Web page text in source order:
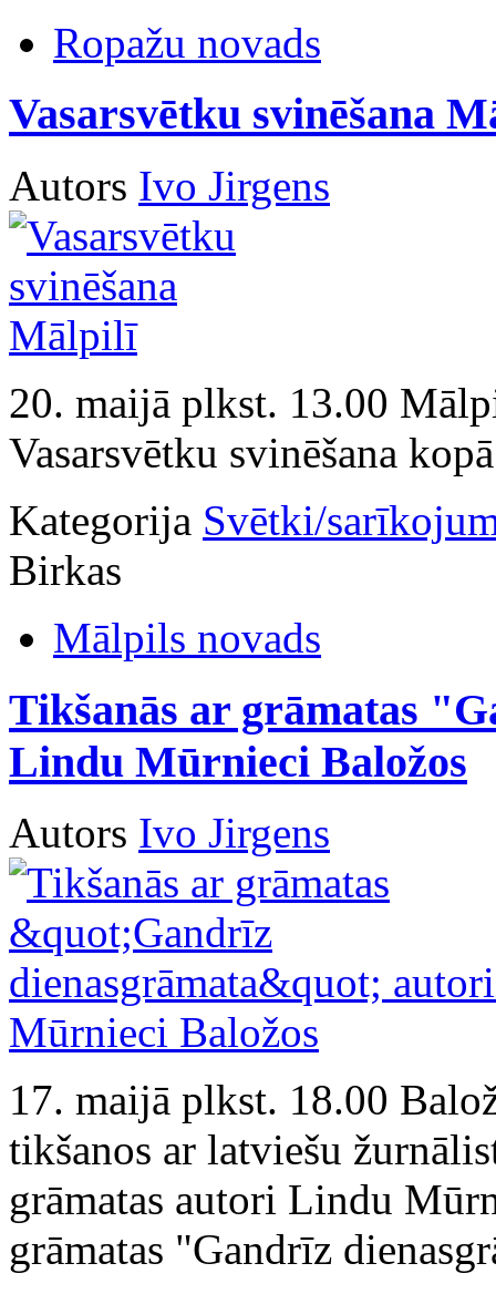
Ropažu novads
Vasarsvētku svinēšana
Autors Ivo Jirgens
20. maijā plkst. 13.00
Vasarsvētku svinēšana
Kategorija Svētki/
Birkas
Mālpils novads
Tikšanās ar grāmatas
Lindu Mūrnieci Baložos
Autors Ivo Jirgens
17. maijā plkst. 18.00
tikšanos ar latviešu
grāmatas autori Lindu
grāmatas "Gandrīz